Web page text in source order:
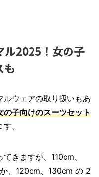
ル2025！女の子
も
ルウェアの取り扱いもあ
の子向けのスーツセット
。
きますが、110cm、
、120cm、130cm の 2